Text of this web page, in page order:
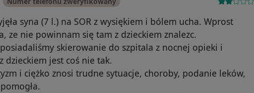
syna (7 l.) na SOR z wysiękiem i bólem ucha. Wprost
ze nie powinnam się tam z dzieckiem znalezc.
skierowanie do szpitala z nocnej opieki i
dzieckiem jest coś nie tak.
i ciężko znosi trudne sytuacje, choroby, podanie leków,